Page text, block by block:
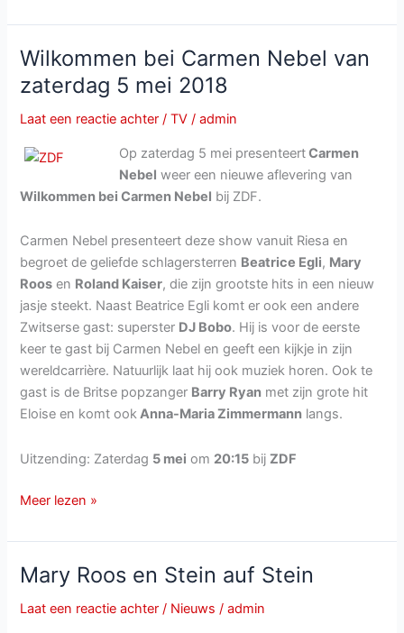
van
zondag
20
en
maandag
mei
Wilkommen bei Carmen Nebel van
zaterdag 5 mei 2018
Laat een reactie achter /TV /admin
Op zaterdag 5 mei presenteertCarmen
Nebel weer een nieuwe aflevering van
Wilkommen bei Carmen Nebel bij ZDF.
Carmen Nebel presenteert deze show vanuit Riesa en
begroet de geliefde schlagersterren Beatrice Egli, Mary
Roos en Roland Kaiser, die zijn grootste hits in een nieuw
jasje steekt. Naast Beatrice Egli komt er ook een andere
Zwitserse gast: superster DJ Bobo. Hij is voor de eerste
keer te gast bij Carmen Nebel en geeft een kijkje in zijn
wereldcarrière. Natuurlijk laat hij ook muziek horen. Ook te
gast is de Britse popzanger Barry Ryan met zijn grote hit
Eloise en komt ookAnna-Maria Zimmermann langs.
Uitzending: Zaterdag 5 mei om 20:15 bijZDF
Wilkommen
Carmen
Nebel
van
zaterdag
Meer lezen »
Mary Roos en Stein auf Stein
Laat een reactie achter / Nieuws /admin